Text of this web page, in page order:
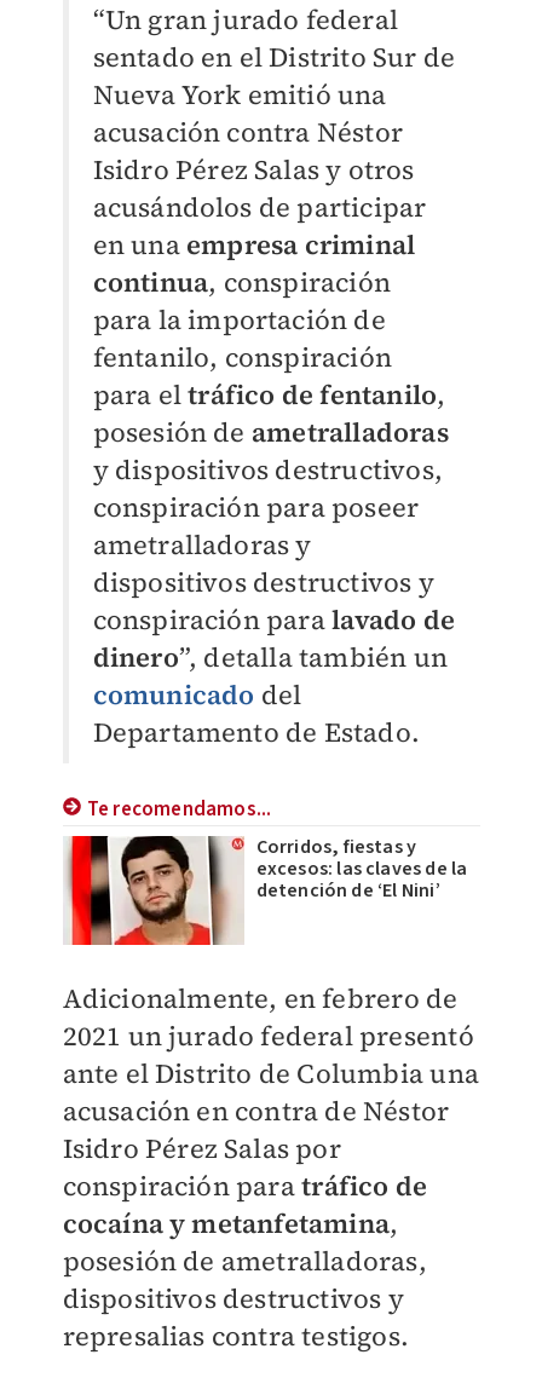
“Un gran jurado federal
sentado en el Distrito Sur de
Nueva York emitió una
acusación contra Néstor
Isidro Pérez Salas y otros
acusándolos de participar
en unaempresa criminal
continua, conspiración
para la importación de
fentanilo, conspiración
para eltráfico de fentanilo,
posesión de ametralladoras
y dispositivos destructivos,
conspiración para poseer
ametralladoras y
dispositivos destructivos y
conspiración paralavado de
dinero”, detalla también un
comunicado del
Departamento de Estado.
Te recomendamos...
Corridos, fiestas y
excesos: las claves de la
detención de ‘El Nini’
Adicionalmente, en febrero de
2021 un jurado federal presentó
ante el Distrito de Columbia una
acusación en contra de Néstor
Isidro Pérez Salas por
conspiración paratráfico de
cocaína y metanfetamina,
posesión de ametralladoras,
dispositivos destructivos y
represalias contra testigos.